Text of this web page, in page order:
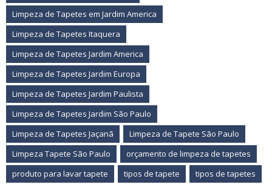
Limpeza de Tapetes em Jardim America
Limpeza de Tapetes Itaquera
Limpeza de Tapetes Jardim America
Limpeza de Tapetes Jardim Europa
Limpeza de Tapetes Jardim Paulista
Limpeza de Tapetes Jardim São Paulo
Limpeza de Tapetes Jaçanã
Limpeza de Tapete São Paulo
Limpeza Tapete São Paulo
orçamento de limpeza de tapetes
produto para lavar tapete
tipos de tapete tipos de tapetes